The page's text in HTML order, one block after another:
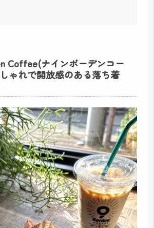
Coffee(ナインボーデンコー
ゃれで開放感のある落ち着